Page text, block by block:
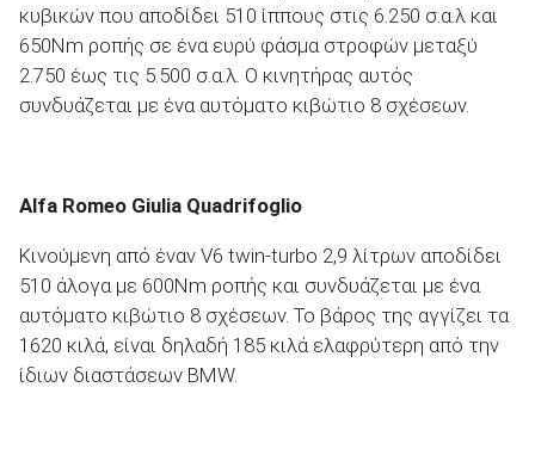
Επιχειρήσεις
ΑΝΑΖΗΤΗΣΗ
κυβικών που αποδίδει 510 ίππους στις 6.250 σ.α.λ και
650Νm ροπής σε ένα ευρύ φάσμα στροφών μεταξύ
2.750 έως τις 5.500 σ.α.λ. Ο κινητήρας αυτός
συνδυάζεται με ένα αυτόματο κιβώτιο 8 σχέσεων.
Alfa Romeo Giulia Quadrifoglio
Κινούμενη από έναν V6 twin-turbo 2,9 λίτρων αποδίδει
510 άλογα με 600Nm ροπής και συνδυάζεται με ένα
αυτόματο κιβώτιο 8 σχέσεων. Το βάρος της αγγίζει τα
1620 κιλά, είναι δηλαδή 185 κιλά ελαφρύτερη από την
ίδιων διαστάσεων BMW.